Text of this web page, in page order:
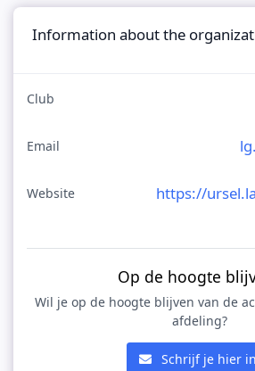
Information about the
Club
Email
Website https://
Op de hoogte
Wil je op de hoogte blijven van de
afdeling?
Schrijf je hier